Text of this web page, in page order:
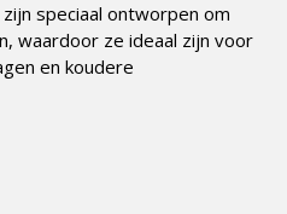
speciaal ontworpen om
waardoor ze ideaal zijn voor
en koudere